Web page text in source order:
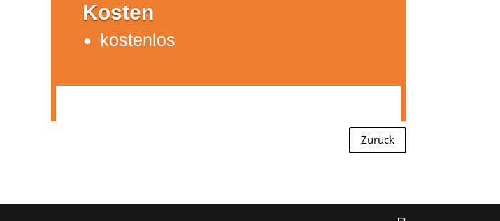
Kosten
kostenlos
Zurück